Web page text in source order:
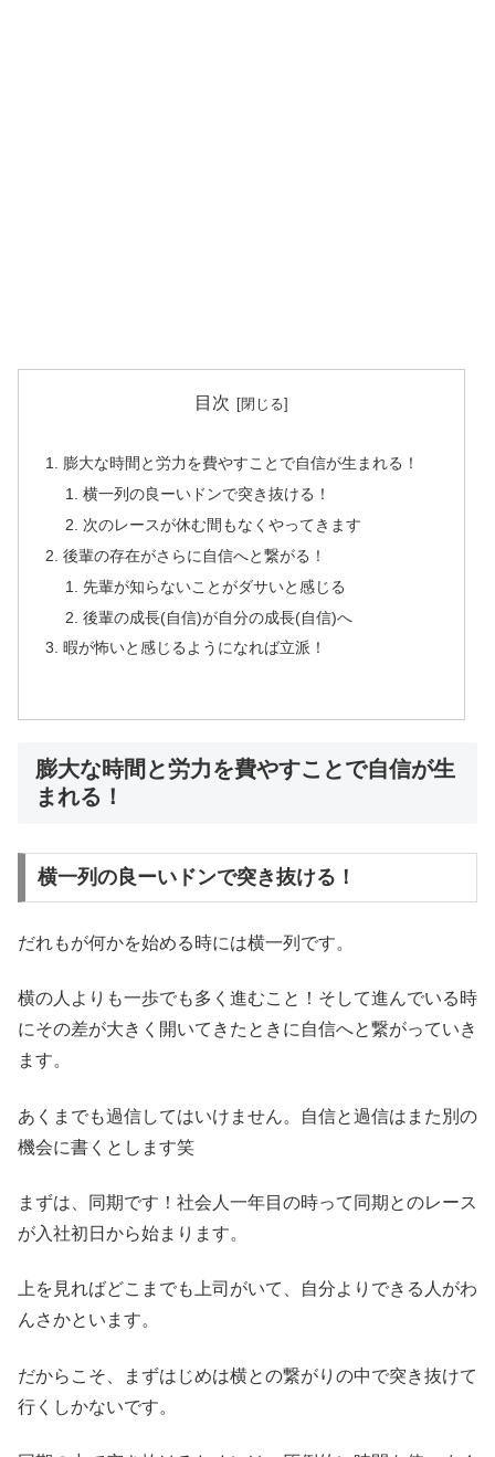
目次
膨大な時間と労力を費やすことで自信が生まれる！
横一列の良ーいドンで突き抜ける！
次のレースが休む間もなくやってきます
後輩の存在がさらに自信へと繋がる！
先輩が知らないことがダサいと感じる
後輩の成長(自信)が自分の成長(自信)へ
暇が怖いと感じるようになれば立派！
膨大な時間と労力を費やすことで自信が生
まれる！
横一列の良ーいドンで突き抜ける！
だれもが何かを始める時には横一列です。
横の人よりも一歩でも多く進むこと！そして進んでいる時
にその差が大きく開いてきたときに自信へと繋がっていき
ます。
あくまでも過信してはいけません。自信と過信はまた別の
機会に書くとします笑
まずは、同期です！社会人一年目の時って同期とのレース
が入社初日から始まります。
上を見ればどこまでも上司がいて、自分よりできる人がわ
んさかといます。
だからこそ、まずはじめは横との繋がりの中で突き抜けて
行くしかないです。